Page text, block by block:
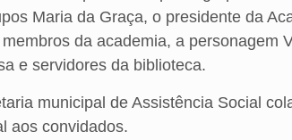
Maria da Graça, o presidente da
da academia, a personagem
e servidores da biblioteca.
municipal de Assistência Social
aos convidados.